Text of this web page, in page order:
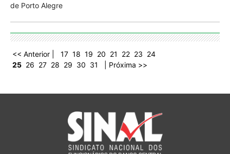
de Porto Alegre
<< Anterior | 17 18 19 20 21 22 23 24
25 26 27 28 29 30 31 | Próxima >>